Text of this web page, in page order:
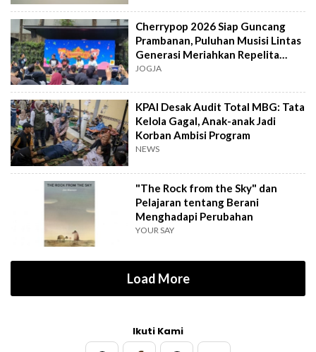
Cherrypop 2026 Siap Guncang
Prambanan, Puluhan Musisi Lintas
Generasi Meriahkan Repelita
Musik
JOGJA
KPAI Desak Audit Total MBG: Tata
Kelola Gagal, Anak-anak Jadi
Korban Ambisi Program
NEWS
"The Rock from the Sky" dan
Pelajaran tentang Berani
Menghadapi Perubahan
YOUR SAY
Load More
Ikuti Kami